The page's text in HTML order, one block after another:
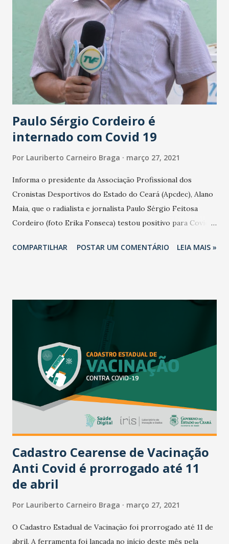
disponibilizados no acervo está Obrigado, Chuva, de Julia
Dahr, cineasta eleita pela revista Forbes como uma das 30
personalidades jovens. A cineasta acompanha um pequeno
agricultor queniano para registrar os impactos das
mudanças climáticas. Há também Dolores, de Peter Bratt,
que retrata Dolores Huerta, líder trabalhista e uma das
mais importantes ativistas dos direitos civis da história dos
Estados Unidos. Out...
Paulo Sérgio Cordeiro é
internado com Covid 19
Por Lauriberto Carneiro Braga março 27, 2021
Informa o presidente da Associação Profissional dos
Cronistas Desportivos do Estado do Ceará (Apcdec), Alano
Maia, que o radialista e jornalista Paulo Sérgio Feitosa
Cordeiro (foto Erika Fonseca) testou positivo para Covid-
Sérgio Cordeiro, também com Covid-19. É cansativo, mas
nas Eleições de 2020 pelo PCdoB. Trabalha na TV
Fortaleza. O Blog do Lauriberto se associa as orações pela
Saúde de Paulo Sérgio Cordeiro, que sempre trata a todos
com presteza. - Oi amigo Lauriba. Obrigado pela
preocupação. Houve comprometimento dos pulmões mas
a saturação está sustentando. Por isto o tratamento em
casa sendo acompanhado pela Família e por pessoas, anjos
solidários e caridosos. Peço que continuem se cuidando,
seguindo o que recomendam as autoridades s...
COMPARTILHAR POSTAR UM COMENTÁRIO LEIA MAIS »
Cadastro Cearense de Vacinação
Anti Covid é prorrogado até 11
de abril
Por Lauriberto Carneiro Braga março 27, 2021
O Cadastro Estadual de Vacinação foi prorrogado até 11 de
abril. A ferramenta foi lançada no início deste mês pela